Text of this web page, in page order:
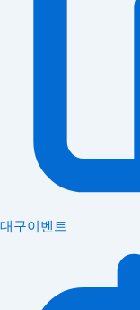
대구이벤트